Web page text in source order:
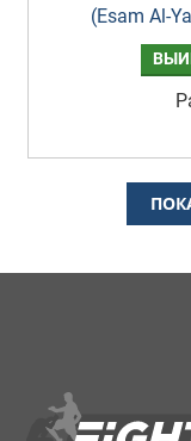
(Esam Al-